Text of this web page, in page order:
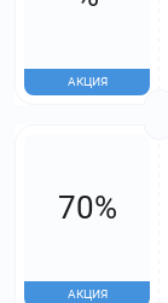
АКЦИЯ
70%
АКЦИЯ